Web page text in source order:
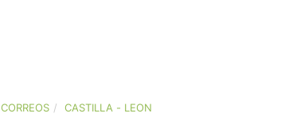
CORREOS CASTILLA - LEON